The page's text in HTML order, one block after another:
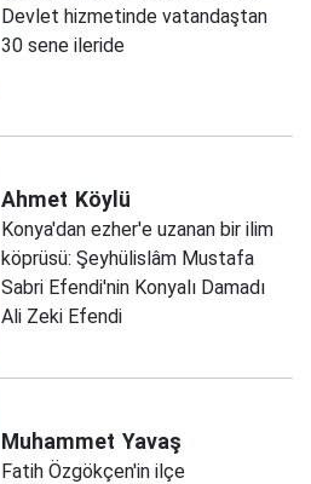
Devlet hizmetinde vatandaştan
30 sene ileride
Ahmet Köylü
Konya'dan ezher'e uzanan bir ilim
köprüsü: Şeyhülislâm Mustafa
Sabri Efendi'nin Konyalı Damadı
Ali Zeki Efendi
Muhammet Yavaş
Fatih Özgökçen'in ilçe